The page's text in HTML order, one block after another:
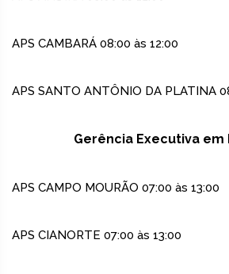
APS CAMBARÁ 08:00 às 12:00
APS SANTO ANTÔNIO DA PLATINA
Gerência Executiva em
APS CAMPO MOURÃO 07:00 às 13:00
APS CIANORTE 07:00 às 13:00